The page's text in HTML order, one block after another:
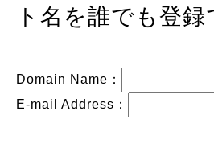
ト名を誰でも登
Domain Name：
E-mail Address：